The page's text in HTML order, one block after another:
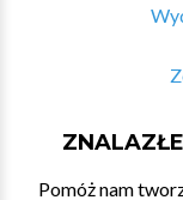
Pomóż nam